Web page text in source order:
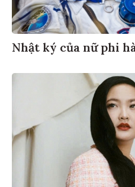
Nhật ký của nữ phi